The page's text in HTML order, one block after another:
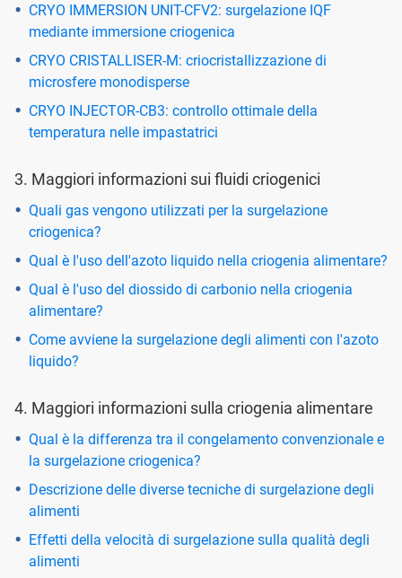
CRYO IMMERSION UNIT-CFV2: surgelazione IQF
mediante immersione criogenica
CRYO CRISTALLISER-M: criocristallizzazione di
microsfere monodisperse
CRYO INJECTOR-CB3: controllo ottimale della
temperatura nelle impastatrici
3. Maggiori informazioni sui fluidi criogenici
Quali gas vengono utilizzati per la surgelazione
criogenica?
Qual è l'uso dell'azoto liquido nella criogenia alimentare?
Qual è l'uso del diossido di carbonio nella criogenia
alimentare?
Come avviene la surgelazione degli alimenti con l'azoto
liquido?
4. Maggiori informazioni sulla criogenia alimentare
Qual è la differenza tra il congelamento convenzionale e
la surgelazione criogenica?
Descrizione delle diverse tecniche di surgelazione degli
alimenti
Effetti della velocità di surgelazione sulla qualità degli
alimenti